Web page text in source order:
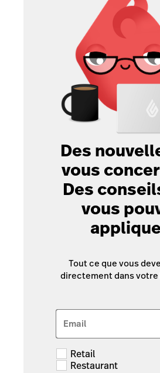
Des
vous
Des
vous
Tout ce que vous
directement dans votre
Email
Retail
Restaurant